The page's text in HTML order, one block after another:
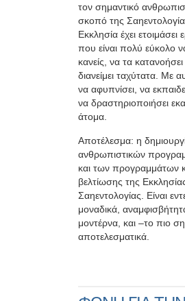
τον σημαντικό
σκοπό της
Εκκλησία έχει ετοιμάσει
που είναι πολύ εύκολο
κανείς, να τα
διανείμει ταχύτατα. Με
να αφυπνίσει, να
να δραστηριοποιήσει
άτομα.
Αποτέλεσμα: η
ανθρωπιστικών
και των προγραμμάτων
βελτίωσης της
Σαηεντολογίας. Είναι
μοναδικά,
μοντέρνα, και –το πιο
αποτελεσματικά.